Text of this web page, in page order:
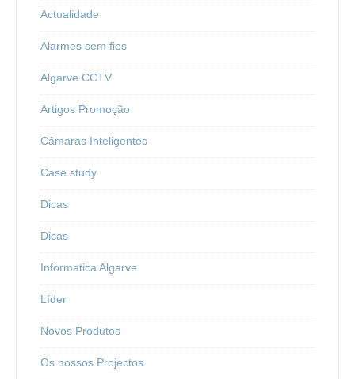
Actualidade
Alarmes sem fios
Algarve CCTV
Artigos Promoção
Câmaras Inteligentes
Case study
Dicas
Dicas
Informatica Algarve
Líder
Novos Produtos
Os nossos Projectos